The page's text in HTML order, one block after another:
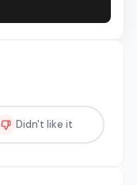
Didn't like it